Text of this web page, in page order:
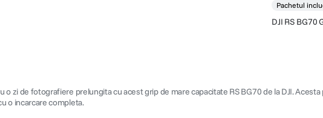
Pachetul
DJI RS BG70
o zi de fotografiere prelungita cu acest grip de mare capacitate RS BG70 de la DJI.
o incarcare completa.